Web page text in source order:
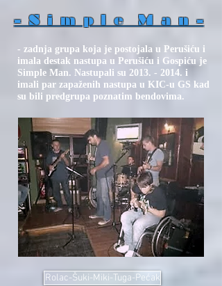
- S i m p l e M a n -
- zadnja grupa koja je postojala u Perušiću i
imala destak nastupa u Perušiću i Gospiću je
Simple Man. Nastupali su 2013. - 2014. i
imali par zapaženih nastupa u KIC-u GS kad
su bili predgrupa poznatim bendovima.
Rolac-Šuki-Miki-Tuga-Pećak